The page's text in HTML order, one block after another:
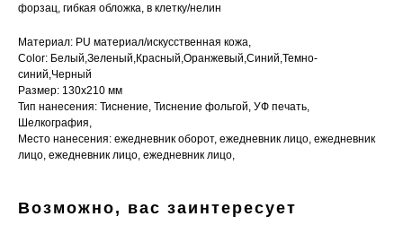
форзац, гибкая обложка, в клетку/нелин
Материал: PU материал/искусственная кожа,
Color: Белый,Зеленый,Красный,Оранжевый,Синий,Темно-
синий,Черный
Размер: 130х210 мм
Тип нанесения: Тиснение, Тиснение фольгой, УФ печать,
Шелкография,
Место нанесения: ежедневник оборот, ежедневник лицо, ежедневник
лицо, ежедневник лицо, ежедневник лицо,
Возможно, вас заинтересует